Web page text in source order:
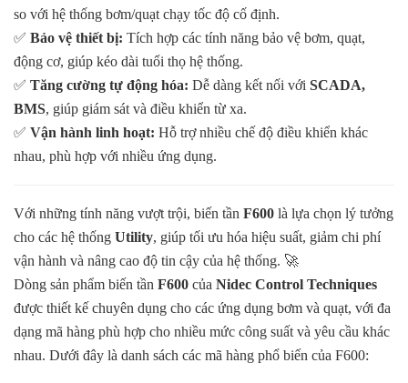
so với hệ thống bơm/quạt chạy tốc độ cố định.
✅ Bảo vệ thiết bị: Tích hợp các tính năng bảo vệ bơm, quạt,
động cơ, giúp kéo dài tuổi thọ hệ thống.
✅ Tăng cường tự động hóa: Dễ dàng kết nối với SCADA,
BMS, giúp giám sát và điều khiển từ xa.
✅ Vận hành linh hoạt: Hỗ trợ nhiều chế độ điều khiển khác
nhau, phù hợp với nhiều ứng dụng.
Với những tính năng vượt trội, biến tần F600 là lựa chọn lý tưởng
cho các hệ thống Utility, giúp tối ưu hóa hiệu suất, giảm chi phí
vận hành và nâng cao độ tin cậy của hệ thống. 🚀
Dòng sản phẩm biến tần F600 của Nidec Control Techniques
được thiết kế chuyên dụng cho các ứng dụng bơm và quạt, với đa
dạng mã hàng phù hợp cho nhiều mức công suất và yêu cầu khác
nhau. Dưới đây là danh sách các mã hàng phổ biến của F600: